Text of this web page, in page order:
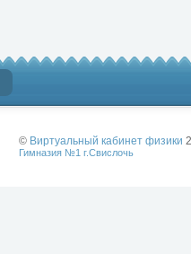
© Виртуальный кабинет физики
Гимназия №1 г.Свислочь